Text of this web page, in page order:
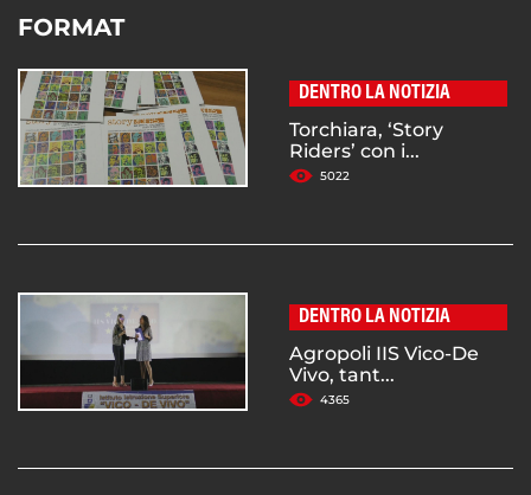
FORMAT
DENTRO LA NOTIZIA
Torchiara, ‘Story
Riders’ con i...
5022
DENTRO LA NOTIZIA
Agropoli IIS Vico-De
Vivo, tant...
4365